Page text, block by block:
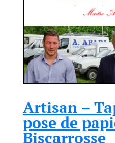
Artisan –
pose de
Biscarrosse